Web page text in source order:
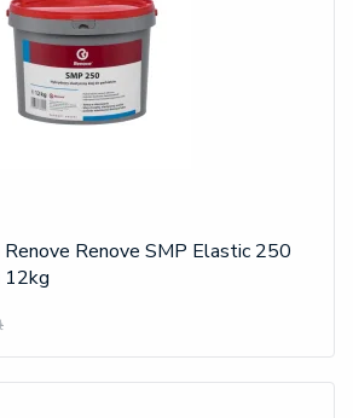
Renove Renove SMP Elastic 250
12kg